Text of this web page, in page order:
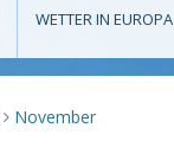
WETTER IN EUROPA
> November